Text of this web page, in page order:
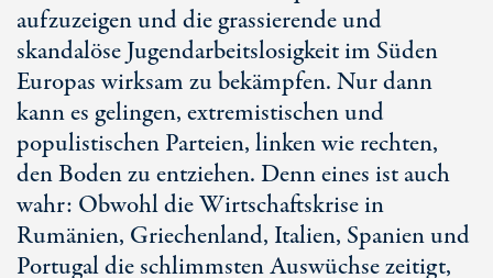
aufzuzeigen und die grassierende und
skandalöse Jugendarbeitslosigkeit im Süden
Europas wirksam zu bekämpfen. Nur dann
kann es gelingen, extremistischen und
populistischen Parteien, linken wie rechten,
den Boden zu entziehen. Denn eines ist auch
wahr: Obwohl die Wirtschaftskrise in
Rumänien, Griechenland, Italien, Spanien und
Portugal die schlimmsten Auswüchse zeitigt,